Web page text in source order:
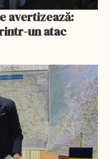
avertizează:
un atac